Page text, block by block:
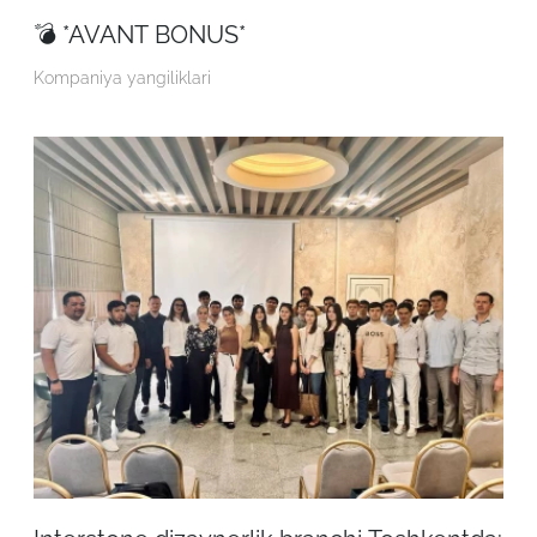
💣 *AVANT BONUS*
Kompaniya yangiliklari
Robot emasligingizni tasdiqlang
ARIZANI YUBORISH